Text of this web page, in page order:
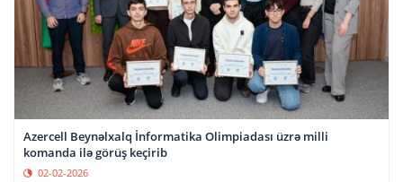
Azercell Beynəlxalq İnformatika Olimpiadası üzrə milli
komanda ilə görüş keçirib
02-02-2026